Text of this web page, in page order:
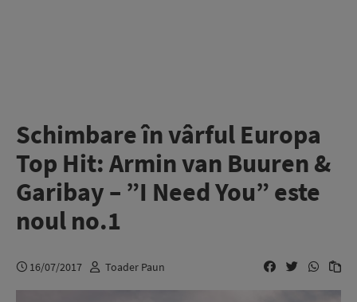
Schimbare în vârful Europa
Top Hit: Armin van Buuren &
Garibay – ”I Need You” este
noul no.1
16/07/2017 Toader Paun